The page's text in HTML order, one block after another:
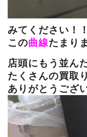
みてください！！
この曲線たまり
店頭にもう並ん
たくさんの買取
ありがとうござ